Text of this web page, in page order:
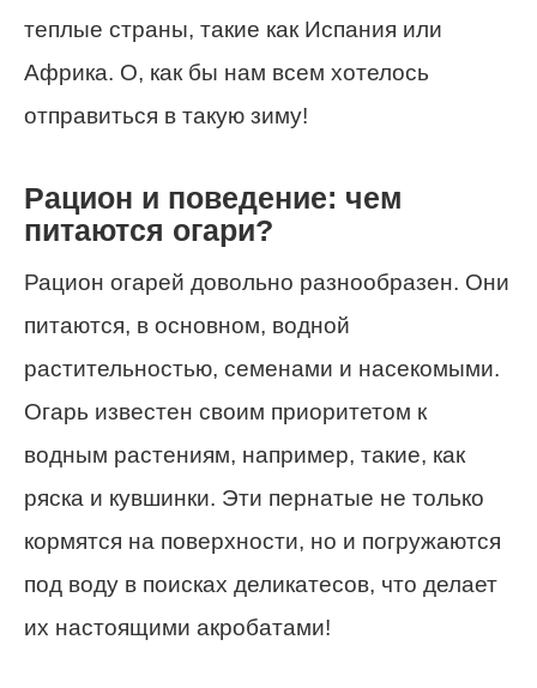
теплые страны, такие как Испания или
Африка. О, как бы нам всем хотелось
отправиться в такую зиму!
Рацион и поведение: чем
питаются огари?
Рацион огарей довольно разнообразен. Они
питаются, в основном, водной
растительностью, семенами и насекомыми.
Огарь известен своим приоритетом к
водным растениям, например, такие, как
ряска и кувшинки. Эти пернатые не только
кормятся на поверхности, но и погружаются
под воду в поисках деликатесов, что делает
их настоящими акробатами!